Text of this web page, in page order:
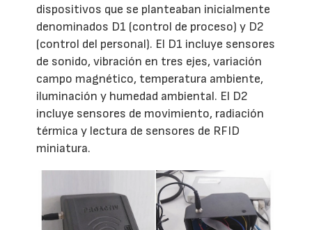
dispositivos que se planteaban inicialmente
denominados D1 (control de proceso) y D2
(control del personal). El D1 incluye sensores
de sonido, vibración en tres ejes, variación
campo magnético, temperatura ambiente,
iluminación y humedad ambiental. El D2
incluye sensores de movimiento, radiación
térmica y lectura de sensores de RFID
miniatura.